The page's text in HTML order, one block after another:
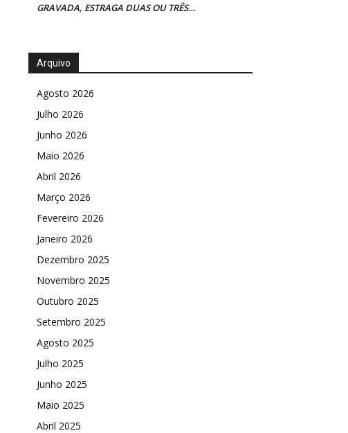
GRAVADA, ESTRAGA DUAS OU TRÊS…
Arquivo
Agosto 2026
Julho 2026
Junho 2026
Maio 2026
Abril 2026
Março 2026
Fevereiro 2026
Janeiro 2026
Dezembro 2025
Novembro 2025
Outubro 2025
Setembro 2025
Agosto 2025
Julho 2025
Junho 2025
Maio 2025
Abril 2025